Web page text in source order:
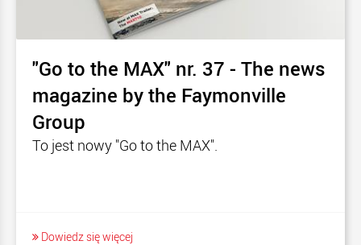
"Go to the MAX" nr. 37 - The news
magazine by the Faymonville
Group
To jest nowy "Go to the MAX".
Dowiedz się więcej